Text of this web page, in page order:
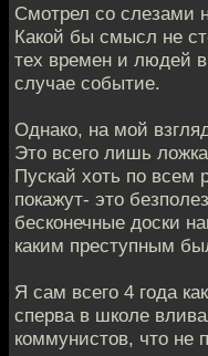
Смотрел со слезами
Какой бы смысл не
тех времен и людей
случае событие.
Однако, на мой
Это всего лишь
Пускай хоть по всем
покажут- это
бесконечные доски
каким преступным
Я сам всего 4 года
сперва в школе
коммунистов, что не